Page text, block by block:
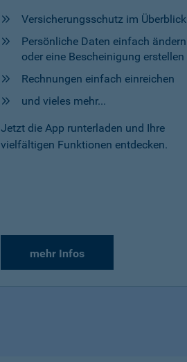
Versicherungsschutz im Überblick
Persönliche Daten einfach ändern
oder eine Bescheinigung erstellen
Rechnungen einfach einreichen
und vieles mehr...
Jetzt die App runterladen und Ihre
vielfältigen Funktionen entdecken.
mehr Infos